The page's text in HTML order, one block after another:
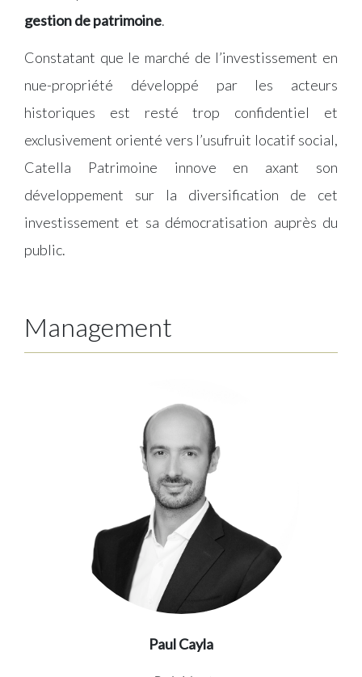
gestion de patrimoine.
Constatant que le marché de l’investissement en
nue-propriété développé par les acteurs
historiques est resté trop confidentiel et
exclusivement orienté vers l’usufruit locatif social,
Catella Patrimoine innove en axant son
développement sur la diversification de cet
investissement et sa démocratisation auprès du
public.
Management
Paul Cayla